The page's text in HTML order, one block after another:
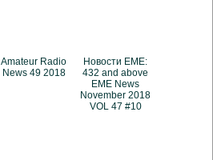
Amateur Radio
News 49 2018
Новости EME:
432 and above
EME News
November 2018
VOL 47 #10